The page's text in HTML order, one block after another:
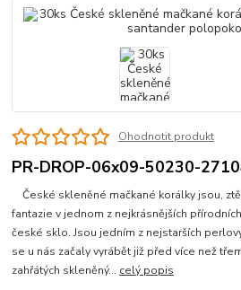
Ohodnotit produkt
PR-DROP-06x09-50230-
České skleněné mačkané korálky jsou,
fantazie v jednom z nejkrásnějších
české sklo. Jsou jedním z nejstarších
se u nás začaly vyrábět již před více než
zahřátých skleněný... celý popis